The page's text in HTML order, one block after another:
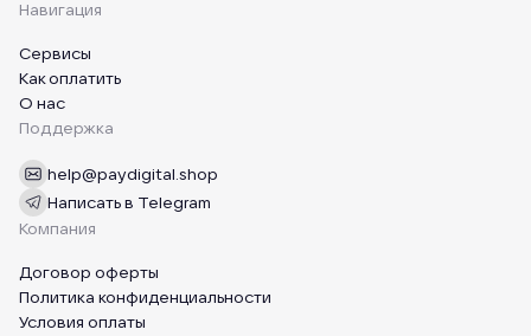
Навигация
Сервисы
Как оплатить
О нас
Поддержка
help@paydigital.shop
Написать в Telegram
Компания
Договор оферты
Политика конфиденциальности
Условия оплаты